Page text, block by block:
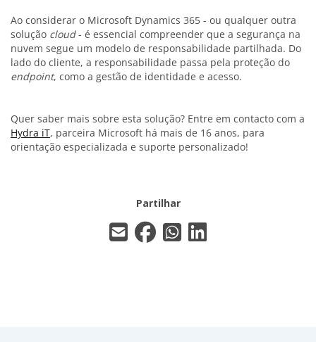
Ao considerar o Microsoft Dynamics 365 - ou qualquer outra
solução cloud- é essencial compreender que a segurança na
nuvem segue um modelo de responsabilidade partilhada. Do
lado do cliente, a responsabilidade passa pela proteção do
endpoint, como a gestão de identidade e acesso.
Quer saber mais sobre esta solução? Entre em contacto com a
Hydra iT, parceira Microsoft há mais de 16 anos, para
orientação especializada e suporte personalizado!
Partilhar